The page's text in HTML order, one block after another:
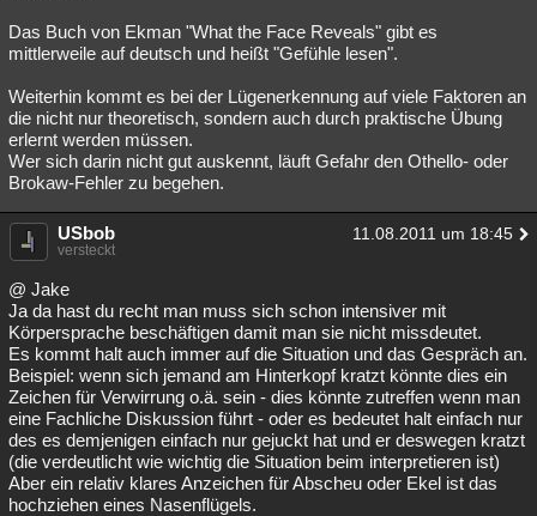
Das Buch von Ekman "What the Face Reveals" gibt es
mittlerweile auf deutsch und heißt "Gefühle lesen".
Weiterhin kommt es bei der Lügenerkennung auf viele Faktoren an
die nicht nur theoretisch, sondern auch durch praktische Übung
erlernt werden müssen.
Wer sich darin nicht gut auskennt, läuft Gefahr den Othello- oder
Brokaw-Fehler zu begehen.
USbob 11.08.2011 um 18:45
versteckt
@ Jake
Ja da hast du recht man muss sich schon intensiver mit
Körpersprache beschäftigen damit man sie nicht missdeutet.
Es kommt halt auch immer auf die Situation und das Gespräch an.
Beispiel: wenn sich jemand am Hinterkopf kratzt könnte dies ein
Zeichen für Verwirrung o.ä. sein - dies könnte zutreffen wenn man
eine Fachliche Diskussion führt - oder es bedeutet halt einfach nur
des es demjenigen einfach nur gejuckt hat und er deswegen kratzt
(die verdeutlicht wie wichtig die Situation beim interpretieren ist)
Aber ein relativ klares Anzeichen für Abscheu oder Ekel ist das
hochziehen eines Nasenflügels.